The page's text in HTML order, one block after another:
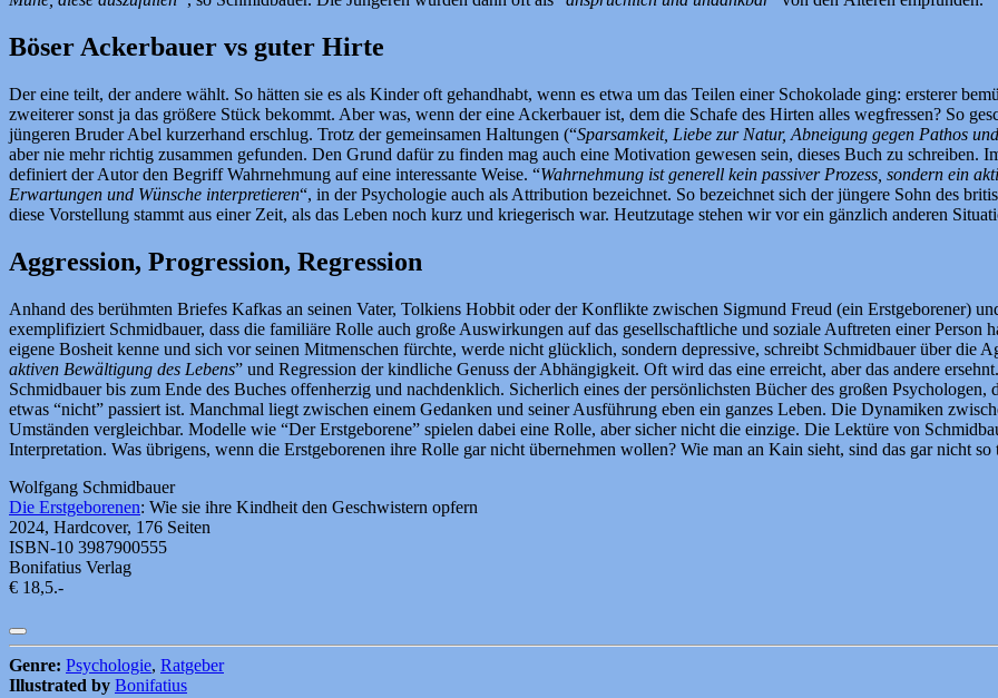
Böser Ackerbauer vs guter Hirte
Der eine teilt, der andere wählt. So hätten sie es als Kinder oft gehandhabt, wenn es etwa um das Teilen einer Schokolade ging: ersterer
zweiterer sonst ja das größere Stück bekommt. Aber was, wenn der eine Ackerbauer ist, dem die Schafe des Hirten alles wegfressen? So
jüngeren Bruder Abel kurzerhand erschlug. Trotz der gemeinsamen Haltungen (“Sparsamkeit, Liebe zur Natur, Abneigung gegen Pathos
aber nie mehr richtig zusammen gefunden. Den Grund dafür zu finden mag auch eine Motivation gewesen sein, dieses Buch zu schreiben.
definiert der Autor den Begriff Wahrnehmung auf eine interessante Weise. “Wahrnehmung ist generell kein passiver Prozess, sondern ein
Erwartungen und Wünsche interpretieren“, in der Psychologie auch als Attribution bezeichnet. So bezeichnet sich der jüngere Sohn des
diese Vorstellung stammt aus einer Zeit, als das Leben noch kurz und kriegerisch war. Heutzutage stehen wir vor ein gänzlich anderen
Aggression, Progression, Regression
Anhand des berühmten Briefes Kafkas an seinen Vater, Tolkiens Hobbit oder der Konflikte zwischen Sigmund Freud (ein Erstgeborener)
exemplifiziert Schmidbauer, dass die familiäre Rolle auch große Auswirkungen auf das gesellschaftliche und soziale Auftreten einer Person
eigene Bosheit kenne und sich vor seinen Mitmenschen fürchte, werde nicht glücklich, sondern depressive, schreibt Schmidbauer über die
aktiven Bewältigung des Lebens” und Regression der kindliche Genuss der Abhängigkeit. Oft wird das eine erreicht, aber das andere
Schmidbauer bis zum Ende des Buches offenherzig und nachdenklich. Sicherlich eines der persönlichsten Bücher des großen
etwas “nicht” passiert ist. Manchmal liegt zwischen einem Gedanken und seiner Ausführung eben ein ganzes Leben. Die Dynamiken
Umständen vergleichbar. Modelle wie “Der Erstgeborene” spielen dabei eine Rolle, aber sicher nicht die einzige. Die Lektüre von
Interpretation. Was übrigens, wenn die Erstgeborenen ihre Rolle gar nicht übernehmen wollen? Wie man an Kain sieht, sind das gar nicht
Wolfgang Schmidbauer
Die Erstgeborenen: Wie sie ihre Kindheit den Geschwistern opfern
2024, Hardcover, 176 Seiten
ISBN-10 3987900555
Bonifatius Verlag
€ 18,5.-
Genre: Psychologie, Ratgeber
Illustrated by Bonifatius